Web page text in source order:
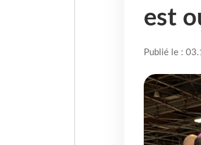
est
Publié le :